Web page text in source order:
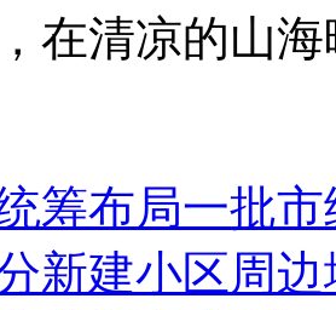
在清凉的山
筹布局一批市
新建小区周